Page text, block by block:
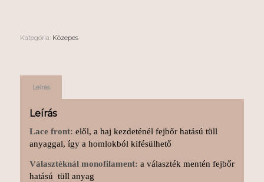
Kategória: Közepes
Leírás
Leírás
Lace front: elől, a haj kezdeténél fejbőr hatású tüll
anyaggal, így a homlokból kifésülhető
Választéknál monofilament: a választék mentén fejbőr
hatású tüll anyag